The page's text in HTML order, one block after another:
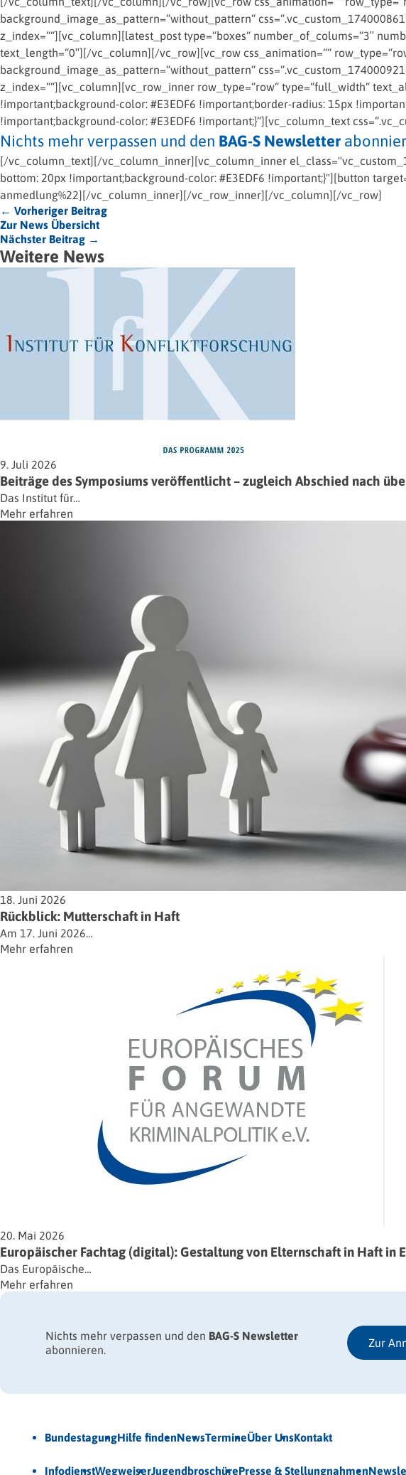
background_image_as_pattern=“without_pattern“
z_index=““][vc_column][latest_post type=“boxes“ number_of_colums=“3″
text_length=“0″][/vc_column][/vc_row][vc_row css_animation=““
background_image_as_pattern=“without_pattern“
z_index=““][vc_column][vc_row_inner row_type=“row“ type=“full_width“
!important;background-color: #E3EDF6 !important;border-radius: 15px
!important;background-color: #E3EDF6 !important;}“][vc_column_text
Nichts mehr verpassen und den BAG-S Newsletter
[/vc_column_text][/vc_column_inner][vc_column_inner
bottom: 20px !important;background-color: #E3EDF6 !important;}"][button
anmedlung%22][/vc_column_inner][/vc_row_inner][/vc_column][/vc_row]
← Vorheriger Beitrag
Zur News Übersicht
Nächster Beitrag →
Weitere News
9. Juli 2026
Beiträge des Symposiums veröffentlicht – zugleich Abschied nach
Das Institut für…
Mehr erfahren
18. Juni 2026
Rückblick: Mutterschaft in Haft
Am 17. Juni 2026…
Mehr erfahren
20. Mai 2026
Europäischer Fachtag (digital): Gestaltung von Elternschaft in Haft in
Das Europäische…
Mehr erfahren
Nichts mehr verpassen und den BAG-S Newsletter
abonnieren.
Zur
BundestagungHilfe findenNewsTermineÜber UnsKontakt
InfodienstWegweiserJugendbroschürePresse & Stellungnahmen